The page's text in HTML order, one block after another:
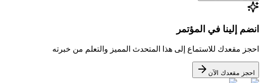
انضم إلينا في المؤتمر
احجز مقعدك للاستماع إلى هذا المتحدث المميز والتعلم من خبرته
احجز مقعدك الآن